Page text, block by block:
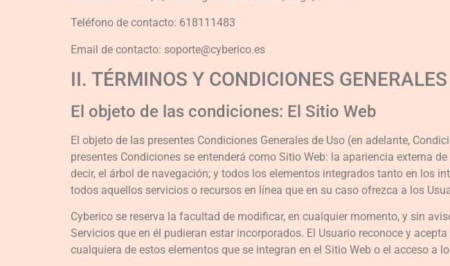
Teléfono de contacto: 618111483
Email de contacto: soporte@cyberico.es
II. TÉRMINOS Y CONDICIONES
El objeto de las condiciones: El Sitio Web
El objeto de las presentes Condiciones Generales de Uso (en adelante,
presentes Condiciones se entenderá como Sitio Web: la apariencia externa
decir, el árbol de navegación; y todos los elementos integrados tanto en los
todos aquellos servicios o recursos en línea que en su caso ofrezca a los
Cyberico se reserva la facultad de modificar, en cualquier momento, y sin
Servicios que en él pudieran estar incorporados. El Usuario reconoce y
cualquiera de estos elementos que se integran en el Sitio Web o el acceso a